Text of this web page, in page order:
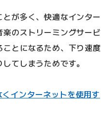
が多く、快適なインター
のストリーミングサービ
とになるため、下り速度
てしまうためです。
インターネットを使用す